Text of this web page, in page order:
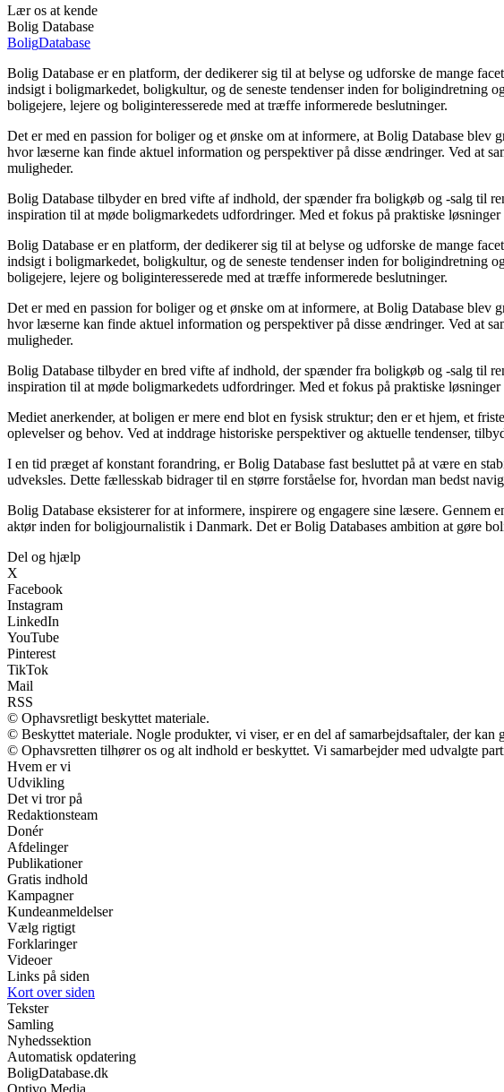
Lær os at kende
Bolig Database
BoligDatabase
Bolig Database er en platform, der dedikerer sig til at belyse og udforske de mange
indsigt i boligmarkedet, boligkultur, og de seneste tendenser inden for boligindretning
boligejere, lejere og boliginteresserede med at træffe informerede beslutninger.
Det er med en passion for boliger og et ønske om at informere, at Bolig Database
hvor læserne kan finde aktuel information og perspektiver på disse ændringer. Ved at
muligheder.
Bolig Database tilbyder en bred vifte af indhold, der spænder fra boligkøb og -salg til
inspiration til at møde boligmarkedets udfordringer. Med et fokus på praktiske
Bolig Database er en platform, der dedikerer sig til at belyse og udforske de mange
indsigt i boligmarkedet, boligkultur, og de seneste tendenser inden for boligindretning
boligejere, lejere og boliginteresserede med at træffe informerede beslutninger.
Det er med en passion for boliger og et ønske om at informere, at Bolig Database
hvor læserne kan finde aktuel information og perspektiver på disse ændringer. Ved at
muligheder.
Bolig Database tilbyder en bred vifte af indhold, der spænder fra boligkøb og -salg til
inspiration til at møde boligmarkedets udfordringer. Med et fokus på praktiske
Mediet anerkender, at boligen er mere end blot en fysisk struktur; den er et hjem, et
oplevelser og behov. Ved at inddrage historiske perspektiver og aktuelle tendenser,
I en tid præget af konstant forandring, er Bolig Database fast besluttet på at være en
udveksles. Dette fællesskab bidrager til en større forståelse for, hvordan man bedst
Bolig Database eksisterer for at informere, inspirere og engagere sine læsere.
aktør inden for boligjournalistik i Danmark. Det er Bolig Databases ambition at gøre
Del og hjælp
X
Facebook
Instagram
LinkedIn
YouTube
Pinterest
TikTok
Mail
RSS
© Ophavsretligt beskyttet materiale.
© Beskyttet materiale. Nogle produkter, vi viser, er en del af samarbejdsaftaler, der kan
© Ophavsretten tilhører os og alt indhold er beskyttet. Vi samarbejder med udvalgte
Hvem er vi
Udvikling
Det vi tror på
Redaktionsteam
Donér
Afdelinger
Publikationer
Gratis indhold
Kampagner
Kundeanmeldelser
Vælg rigtigt
Forklaringer
Videoer
Links på siden
Kort over siden
Tekster
Samling
Nyhedssektion
Automatisk opdatering
BoligDatabase.dk
Optivo Media